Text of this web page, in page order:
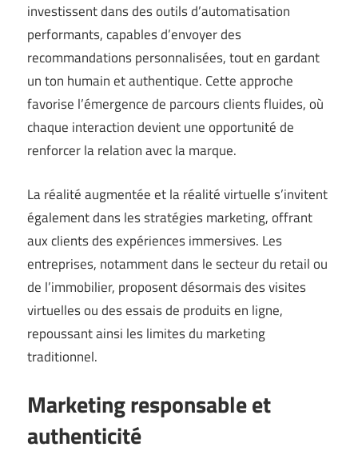
investissent dans des outils d’automatisation
performants, capables d’envoyer des
recommandations personnalisées, tout en gardant
un ton humain et authentique. Cette approche
favorise l’émergence de parcours clients fluides, où
chaque interaction devient une opportunité de
renforcer la relation avec la marque.
La réalité augmentée et la réalité virtuelle s’invitent
également dans les stratégies marketing, offrant
aux clients des expériences immersives. Les
entreprises, notamment dans le secteur du retail ou
de l’immobilier, proposent désormais des visites
virtuelles ou des essais de produits en ligne,
repoussant ainsi les limites du marketing
traditionnel.
Marketing responsable et
authenticité